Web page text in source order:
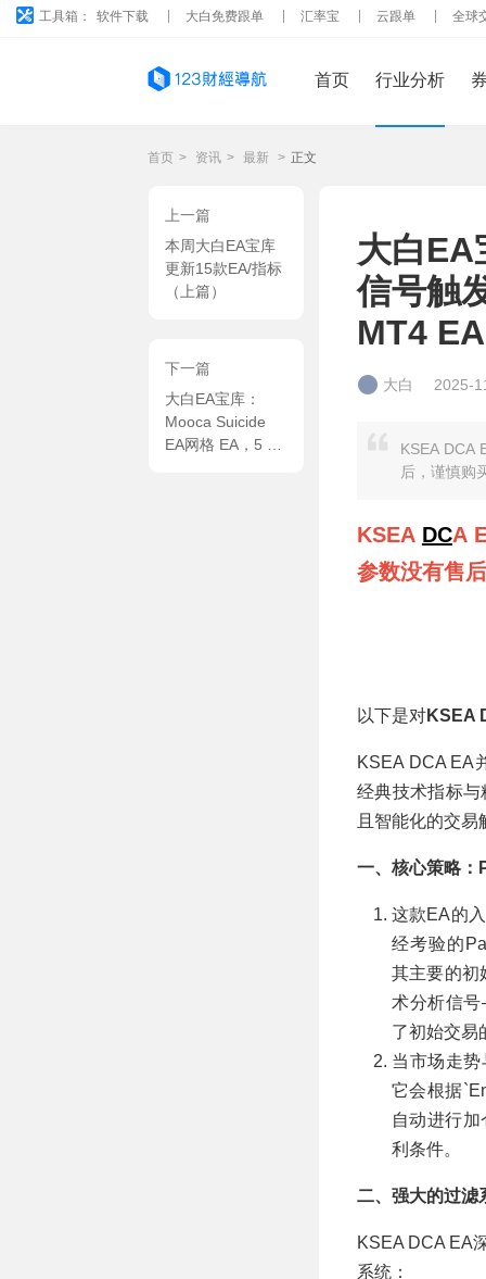
工具箱： 软件下载 大白免费跟单 汇率宝 云跟单 全球
首页 行业分析
首页 > 资讯 > 最新 > 正文
上一篇
本周大白EA宝库
更新15款EA/指标
（上篇）
下一篇
大白EA宝库：
Mooca Suicide
EA网格 EA，5 点
大白EA
信号触
MT4 EA
大白 2025-
KSEA DCA
后，谨慎购
KSEA DCA
参数没有售
以下是对KSEA
KSEA DCA EA
经典技术指标
且智能化的交易
一、核心策略
这款EA的
经考验的
其主要的初
术分析信
了初始交易
当市场走
它会根据
自动进行
利条件。
二、强大的过滤
KSEA DCA EA
系统：